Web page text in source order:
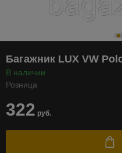
Багажник LUX VW
В наличии
Розница
322 руб.